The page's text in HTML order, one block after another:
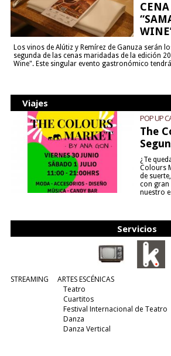
Los vinos de Alútiz y Remírez de Ganuza serán
segunda de las cenas maridadas de la edición
Wine". Este singular evento gastronómico
Viajes
POP UP
The
¿Te
Colours
de
con gran
nuestro
Servicios
STREAMING
ARTES ESCÉNICAS
Teatro
Cuartitos
Festival Internacional de Teatro
Danza
Danza Vertical